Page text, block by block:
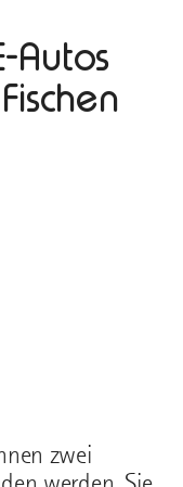
Autos
zwei